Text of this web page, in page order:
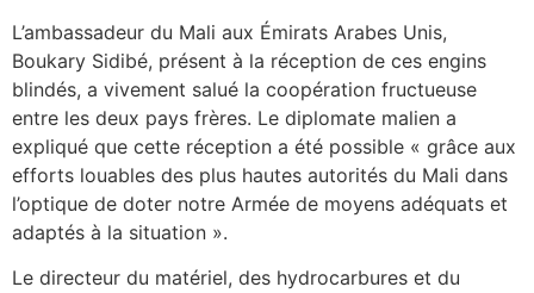
L’ambassadeur du Mali aux Émirats Arabes Unis,
Boukary Sidibé, présent à la réception de ces engins
blindés, a vivement salué la coopération fructueuse
entre les deux pays frères. Le diplomate malien a
expliqué que cette réception a été possible « grâce aux
efforts louables des plus hautes autorités du Mali dans
l’optique de doter notre Armée de moyens adéquats et
adaptés à la situation ».
Le directeur du matériel, des hydrocarbures et du